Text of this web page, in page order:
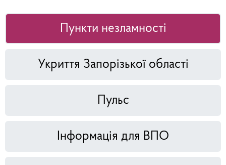
Пункти незламності
Укриття Запорізької області
Пульс
Інформація для ВПО